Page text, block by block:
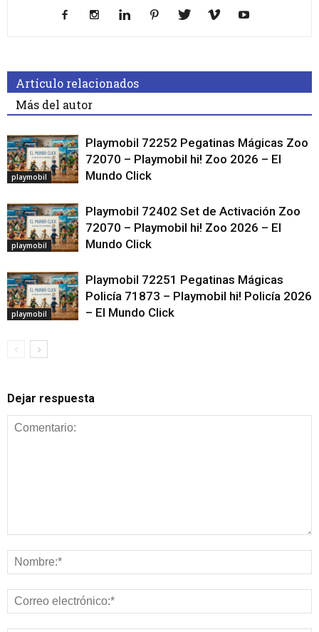
Artículo relacionados
Más del autor
playmobil
Playmobil 72252 Pegatinas Mágicas Zoo
72070 – Playmobil hi! Zoo 2026 – El
Mundo Click
playmobil
Playmobil 72402 Set de Activación Zoo
72070 – Playmobil hi! Zoo 2026 – El
Mundo Click
playmobil
Playmobil 72251 Pegatinas Mágicas
Policía 71873 – Playmobil hi! Policía 2026
– El Mundo Click
Dejar respuesta